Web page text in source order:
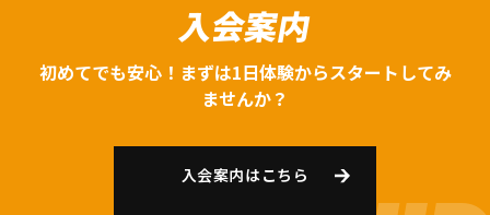
入会案内
初めてでも安心！まずは1日体験からスタートしてみ
ませんか？
入会案内はこちら